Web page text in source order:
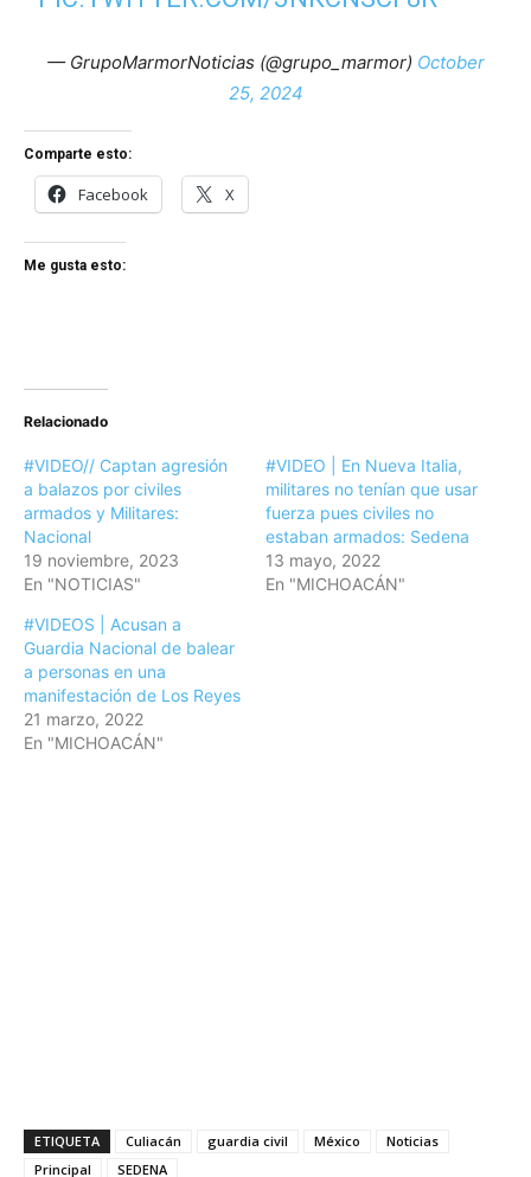
— GrupoMarmorNoticias (@grupo_marmor) October
25, 2024
Comparte esto:
Facebook X
Me gusta esto:
Relacionado
#VIDEO// Captan agresión
a balazos por civiles
armados y Militares:
Nacional
19 noviembre, 2023
En "NOTICIAS"
#VIDEO | En Nueva Italia,
militares no tenían que usar
fuerza pues civiles no
estaban armados: Sedena
13 mayo, 2022
En "MICHOACÁN"
#VIDEOS | Acusan a
Guardia Nacional de balear
a personas en una
manifestación de Los Reyes
21 marzo, 2022
En "MICHOACÁN"
ETIQUETA Culiacán guardia civil México
Noticias
Principal
SEDENA